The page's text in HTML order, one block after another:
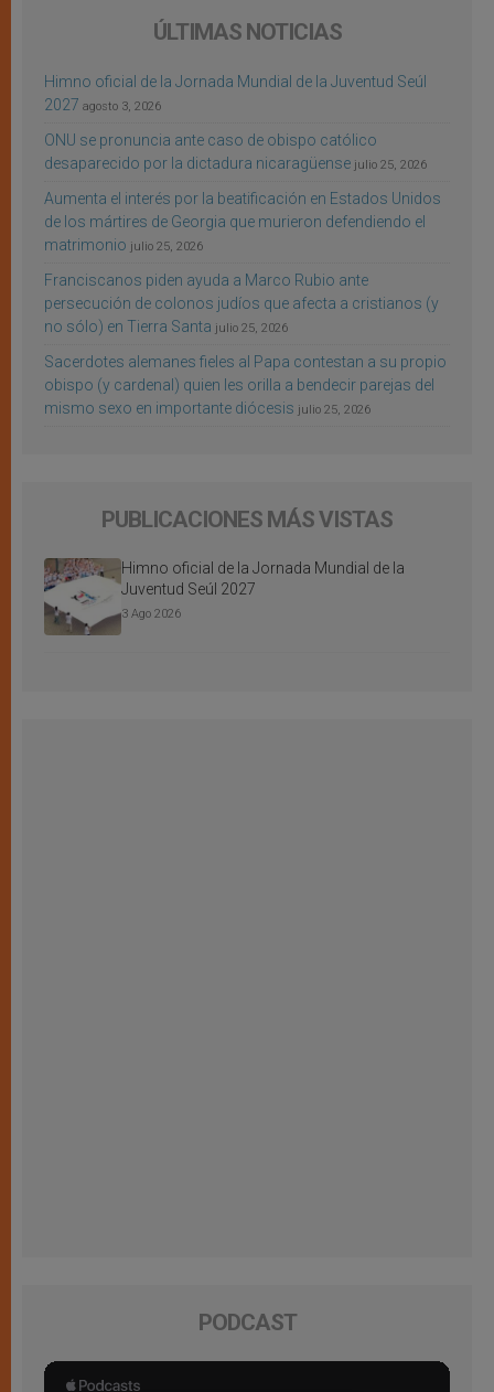
ÚLTIMAS NOTICIAS
Himno oficial de la Jornada Mundial de la Juventud Seúl
2027 agosto 3, 2026
ONU se pronuncia ante caso de obispo católico
desaparecido por la dictadura nicaragüense julio 25, 2026
Aumenta el interés por la beatificación en Estados Unidos
de los mártires de Georgia que murieron defendiendo el
matrimonio julio 25, 2026
Franciscanos piden ayuda a Marco Rubio ante
persecución de colonos judíos que afecta a cristianos (y
no sólo) en Tierra Santa julio 25, 2026
Sacerdotes alemanes fieles al Papa contestan a su propio
obispo (y cardenal) quien les orilla a bendecir parejas del
mismo sexo en importante diócesis julio 25, 2026
PUBLICACIONES MÁS VISTAS
Himno oficial de la Jornada Mundial de la
Juventud Seúl 2027
3 Ago 2026
PODCAST